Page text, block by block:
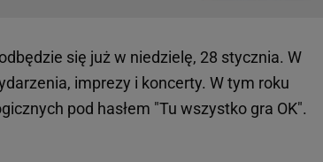
się już w niedzielę, 28 stycznia. W
imprezy i koncerty. W tym roku
pod hasłem "Tu wszystko gra OK".